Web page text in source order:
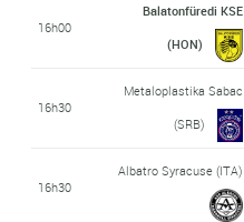
16h00
Balatonfüredi KSE
(HON)
16h30
Metaloplastika Sabac
(SRB)
16h30
Albatro Syracuse (ITA)